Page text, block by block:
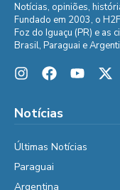
Notícias, opiniões,
Fundado em 2003, o
Foz do Iguaçu (PR) e as
Brasil, Paraguai e
Notícias
Últimas Notícias
Paraguai
Argentina